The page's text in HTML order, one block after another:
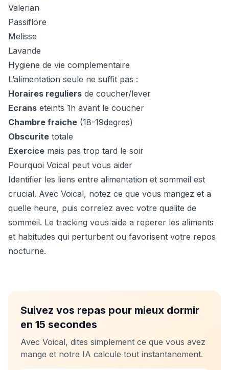
Valerian
Passiflore
Melisse
Lavande
Hygiene de vie complementaire
L’alimentation seule ne suffit pas :
Horaires reguliers de coucher/lever
Ecrans eteints 1h avant le coucher
Chambre fraiche (18-19degres)
Obscurite totale
Exercice mais pas trop tard le soir
Pourquoi Voical peut vous aider
Identifier les liens entre alimentation et sommeil est
crucial. Avec Voical, notez ce que vous mangez et a
quelle heure, puis correlez avec votre qualite de
sommeil. Le tracking vous aide a reperer les aliments
et habitudes qui perturbent ou favorisent votre repos
nocturne.
Suivez vos repas pour mieux dormir
en 15 secondes
Avec Voical, dites simplement ce que vous avez
mange et notre IA calcule tout instantanement.